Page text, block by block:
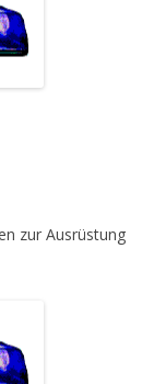
zur Ausrüstung